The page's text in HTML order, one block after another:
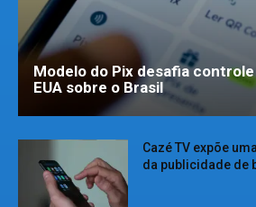
Modelo do Pix desafia
EUA sobre o Brasil
Cazé TV expõe
da publicidade de